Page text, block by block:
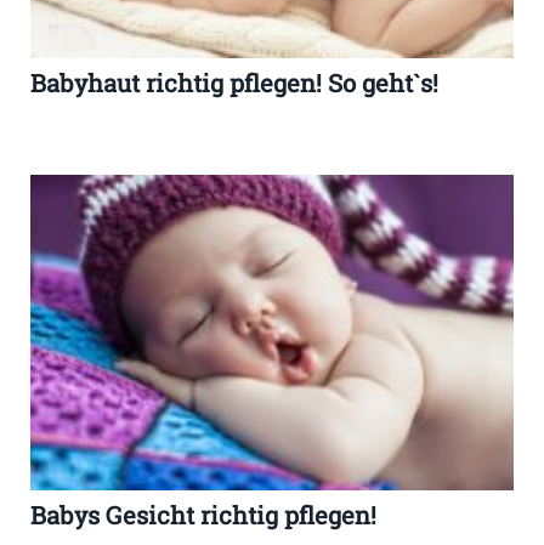
Babyhaut richtig pflegen! So geht`s!
Babys Gesicht richtig pflegen!